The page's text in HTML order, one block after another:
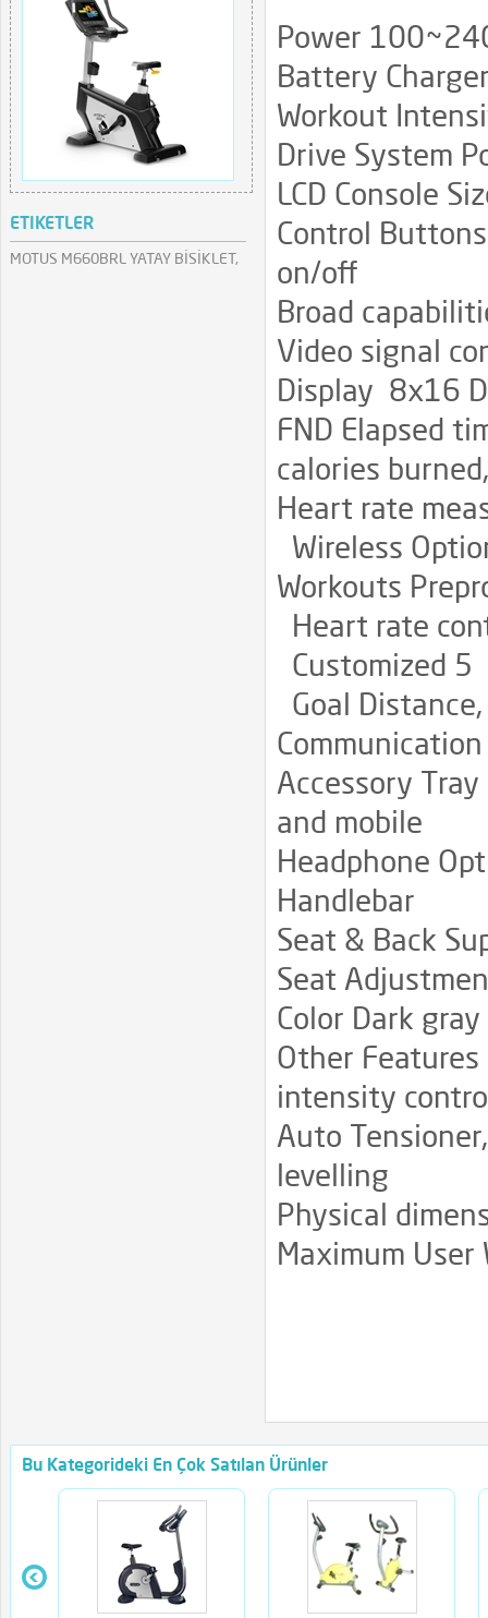
ETIKETLER
MOTUS M660BRL YATAY BİSİKLET,
Power
Battery
Workout
Drive System
LCD Console
Control
on/off
Broad
Video signal
Display 8x16
FND Elapsed
calories
Heart rate
Wireless
Workouts
Heart rate
Customized 5
Goal
Accessory
and mobile
Headphone
Handlebar
Seat & Back
Seat
Color Dark
Other
intensity
Auto
levelling
Physical
Maximum
Bu Kategorideki En Çok Satılan Ürünler